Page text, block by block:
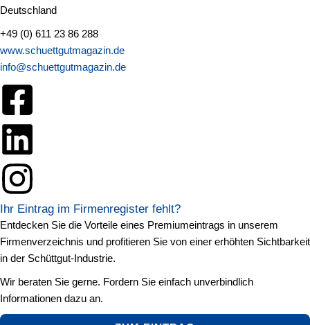
Deutschland
+49 (0) 611 23 86 288
www.schuettgutmagazin.de
info@schuettgutmagazin.de
Ihr Eintrag im Firmenregister fehlt?
Entdecken Sie die Vorteile eines Premiumeintrags in unserem
Firmenverzeichnis und profitieren Sie von einer erhöhten Sichtbarkeit
in der Schüttgut-Industrie.
Wir beraten Sie gerne. Fordern Sie einfach unverbindlich
Informationen dazu an.